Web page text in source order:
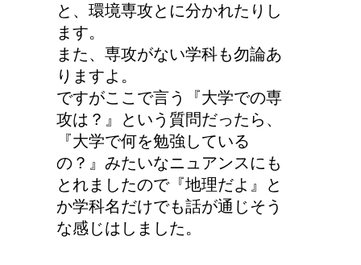
と、環境専攻とに分かれたりし
ます。
また、専攻がない学科も勿論あ
りますよ。
ですがここで言う『大学での専
攻は？』という質問だったら、
『大学で何を勉強している
の？』みたいなニュアンスにも
とれましたので『地理だよ』と
か学科名だけでも話が通じそう
な感じはしました。